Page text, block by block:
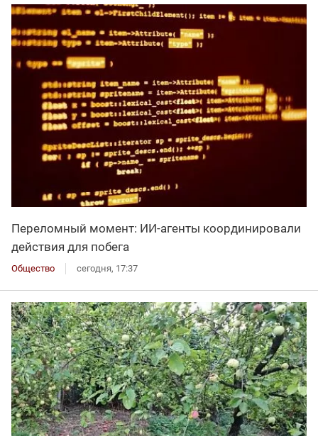
Переломный момент: ИИ-агенты координировали
действия для побега
Общество сегодня, 17:37